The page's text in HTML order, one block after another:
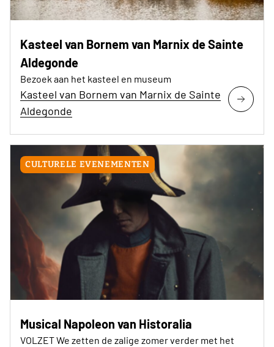
Kasteel van Bornem van Marnix de Sainte
Aldegonde
Bezoek aan het kasteel en museum
Kasteel van Bornem van Marnix de Sainte
Aldegonde
CULTURELE EVENEMENTEN
Musical Napoleon van Historalia
VOLZET We zetten de zalige zomer verder met het